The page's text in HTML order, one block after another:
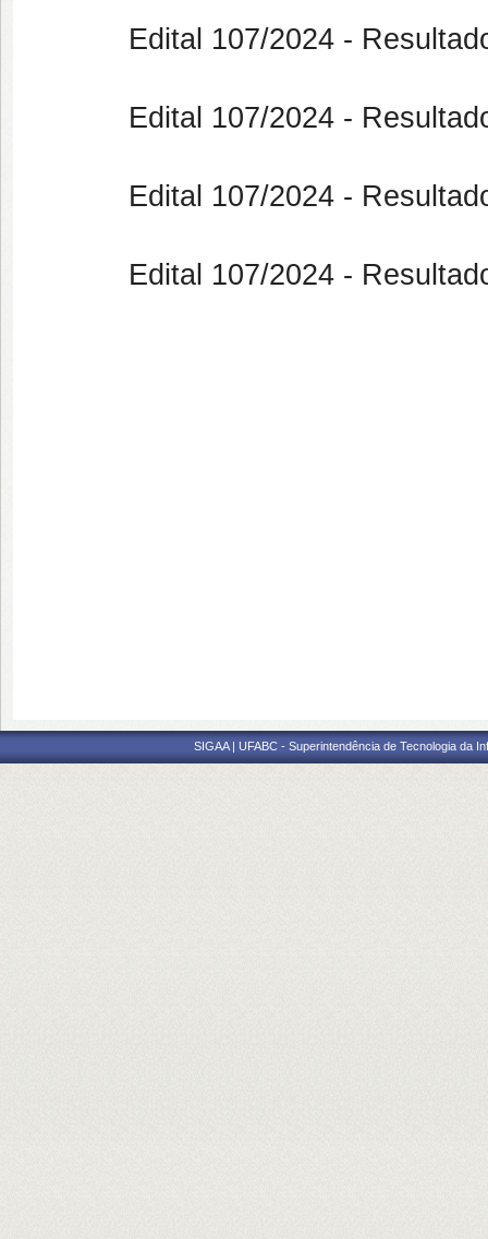
Edital 107/2024 -
Edital 107/2024 - Resultado
Edital 107/2024 - Resultado
Edital 107/2024 - Resultado
SIGAA | UFABC - Superintendência de Tecnologia da